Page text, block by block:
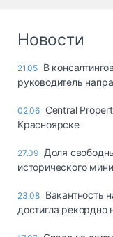
Новости
21.05 В
руководитель
02.06 Central
Красноярске
27.09 Доля
исторического
23.08 Вакантность
достигла рекордно